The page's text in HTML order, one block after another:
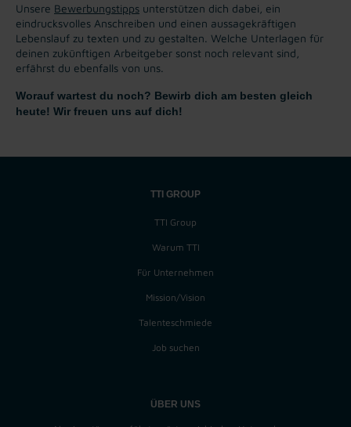
Unsere Bewerbungstipps unterstützen dich dabei, ein
eindrucksvolles Anschreiben und einen aussagekräftigen
Lebenslauf zu texten und zu gestalten. Welche Unterlagen für
deinen zukünftigen Arbeitgeber sonst noch relevant sind,
erfährst du ebenfalls von uns.
Worauf wartest du noch? Bewirb dich am besten gleich
heute! Wir freuen uns auf dich!
TTI GROUP
TTI Group
Warum TTI
Für Unternehmen
Mission/Vision
Talenteschmiede
Job suchen
ÜBER UNS